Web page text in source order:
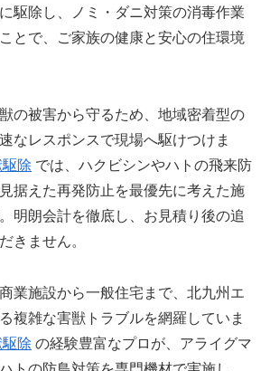
駆除し、ノミ・ダニ対策の消毒作業
とで、ご家族の健康と安心の住環境
の被害から守るため、地域密着型の
なレスポンスで現場へ駆けつけま
除 では、ハクビシンやハトの飛来防
据えた再発防止を最優先に考えた施
明朗会計を徹底し、お見積り後の追
きません。
業施設から一般住宅まで、北九州エ
複雑な害獣トラブルを網羅していま
除 の経験豊富なプロが、アライグマ